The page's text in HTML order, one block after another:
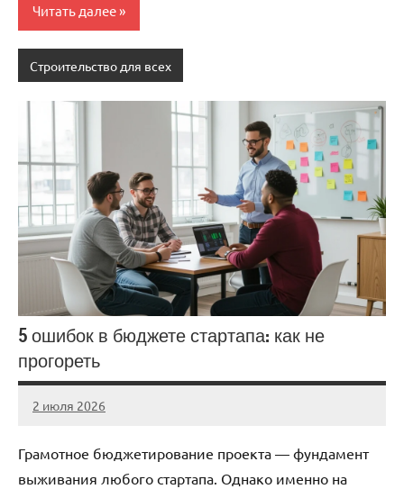
Читать далее
Строительство для всех
5 ошибок в бюджете стартапа: как не
прогореть
2 июля 2026
stroicentr_m
Нет
Грамотное бюджетирование проекта — фундамент
выживания любого стартапа. Однако именно на